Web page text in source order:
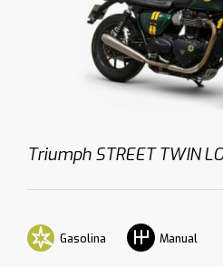
Triumph STREET TWIN
Gasolina Manual